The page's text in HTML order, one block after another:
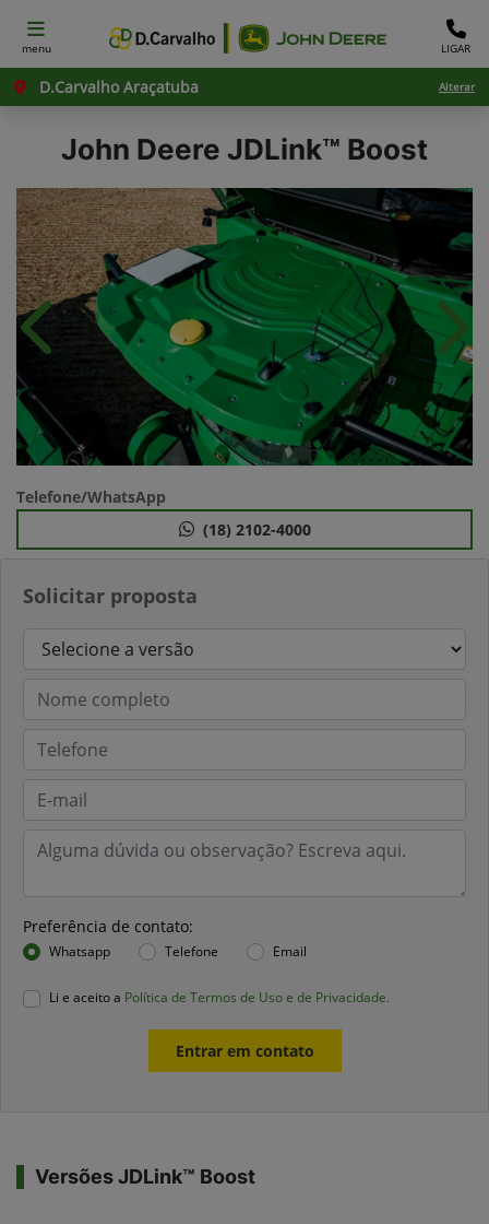
menu LIGAR
D.Carvalho Araçatuba Alterar
John Deere JDLink™ Boost
Solicitar proposta
Preferência de contato:
Whatsapp Telefone Email
Li e aceito a Política de Termos de Uso e de Privacidade.
Entrar em contato
Anterior
Telefone/WhatsApp
(18) 2102-4000
Versões JDLink™ Boost